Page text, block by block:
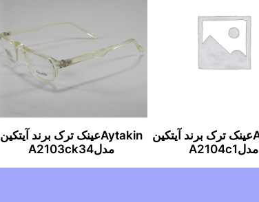
Aytakinعینک ترک برند آیتکین
مدلA2104c1
Aytakinعینک ترک برند آیتکین
مدلA2103ck34